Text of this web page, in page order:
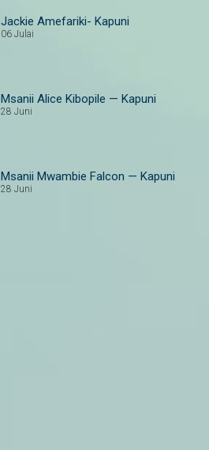
Jackie Amefariki- Kapuni
06 Julai
Msanii Alice Kibopile — Kapuni
28 Juni
Msanii Mwambie Falcon — Kapuni
28 Juni